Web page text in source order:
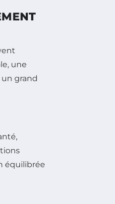
une
grand
équilibrée